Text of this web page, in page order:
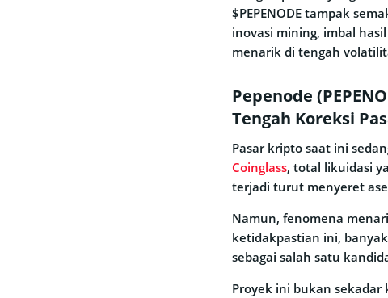
$PEPENODE tampak
inovasi mining, imbal hasil
menarik di tengah
Pepenode
Tengah Koreksi
Pasar kripto saat ini
Coinglass, total likuidasi
terjadi turut menyeret
Namun, fenomena
ketidakpastian ini,
sebagai salah satu
Proyek ini bukan sekadar